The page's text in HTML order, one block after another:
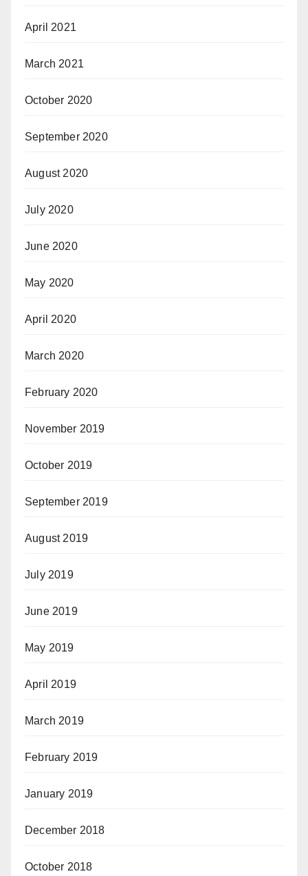
April 2021
March 2021
October 2020
September 2020
August 2020
July 2020
June 2020
May 2020
April 2020
March 2020
February 2020
November 2019
October 2019
September 2019
August 2019
July 2019
June 2019
May 2019
April 2019
March 2019
February 2019
January 2019
December 2018
October 2018